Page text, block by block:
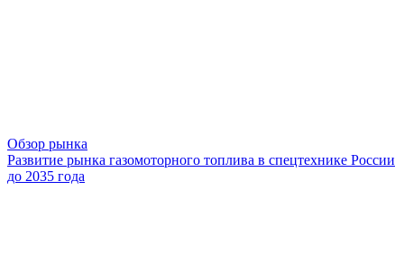
Обзор рынка
Развитие рынка газомоторного топлива в спецтехнике России
до 2035 года